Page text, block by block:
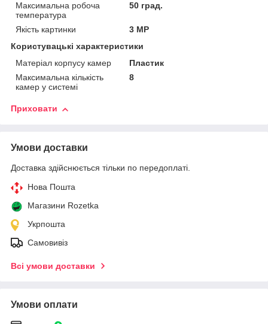
Максимальна робоча
температура
50 град.
Якість картинки
3 MP
Користувацькі характеристики
Матеріал корпусу камер
Пластик
Максимальна кількість
камер у системі
8
Приховати
Умови доставки
Доставка здійснюється тільки по передоплаті.
Нова Пошта
Магазини Rozetka
Укрпошта
Самовивіз
Всі умови доставки
Умови оплати